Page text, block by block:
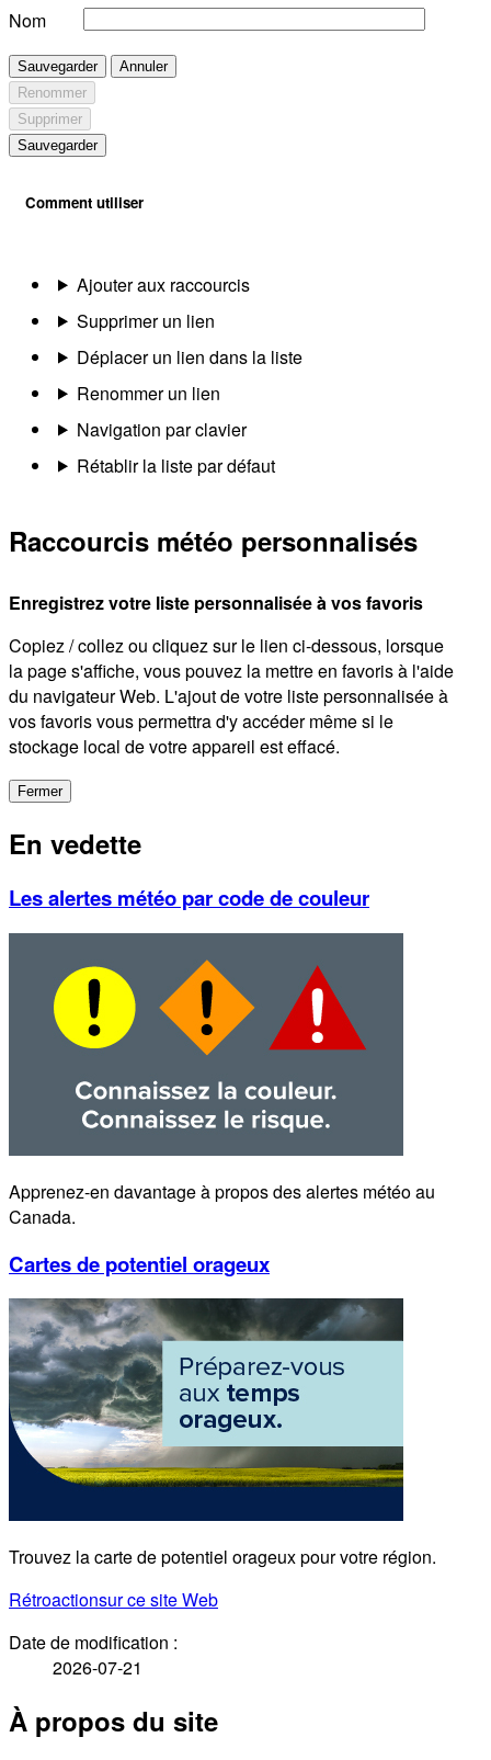
Nom
Sauvegarder
Annuler
Renommer
Supprimer
Sauvegarder
Comment utiliser
Ajouter aux raccourcis
Supprimer un lien
Déplacer un lien dans la liste
Renommer un lien
Navigation par clavier
Rétablir la liste par défaut
Raccourcis météo personnalisés
Enregistrez votre liste personnalisée à vos favoris
Copiez / collez ou cliquez sur le lien ci-dessous, lorsque
la page s'affiche, vous pouvez la mettre en favoris à l'aide
du navigateur Web. L'ajout de votre liste personnalisée à
vos favoris vous permettra d'y accéder même si le
stockage local de votre appareil est effacé.
Fermer
En vedette
Les alertes météo par code de couleur
Apprenez-en davantage à propos des alertes météo au
Canada.
Cartes de potentiel orageux
Trouvez la carte de potentiel orageux pour votre région.
Rétroactionsur ce site Web
Date de modification :
2026-07-21
À propos du site